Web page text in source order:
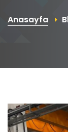
Anasayfa